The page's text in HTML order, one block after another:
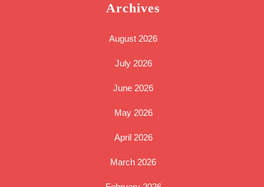
Archives
August 2026
July 2026
June 2026
May 2026
April 2026
March 2026